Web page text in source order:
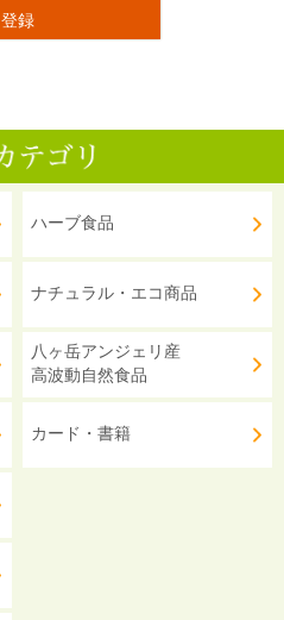
登録
ハーブ食品
ナチュラル・エコ商品
八ヶ岳アンジェリ産
高波動自然食品
カード・書籍